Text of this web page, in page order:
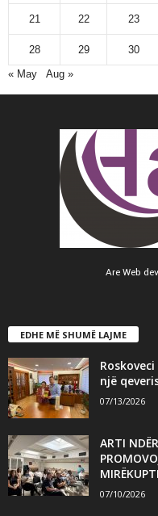
21 22 23
28 29
30
« May
Aug »
Are Web
EDHE MË SHUMË LAJME
një
07/13/2026
ARTI
07/10/2026